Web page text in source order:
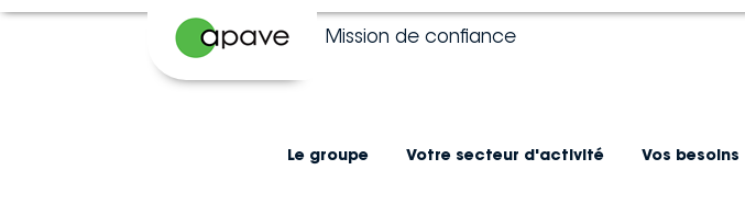
Mission de confiance
Le groupe Votre secteur d'activité Vos besoins